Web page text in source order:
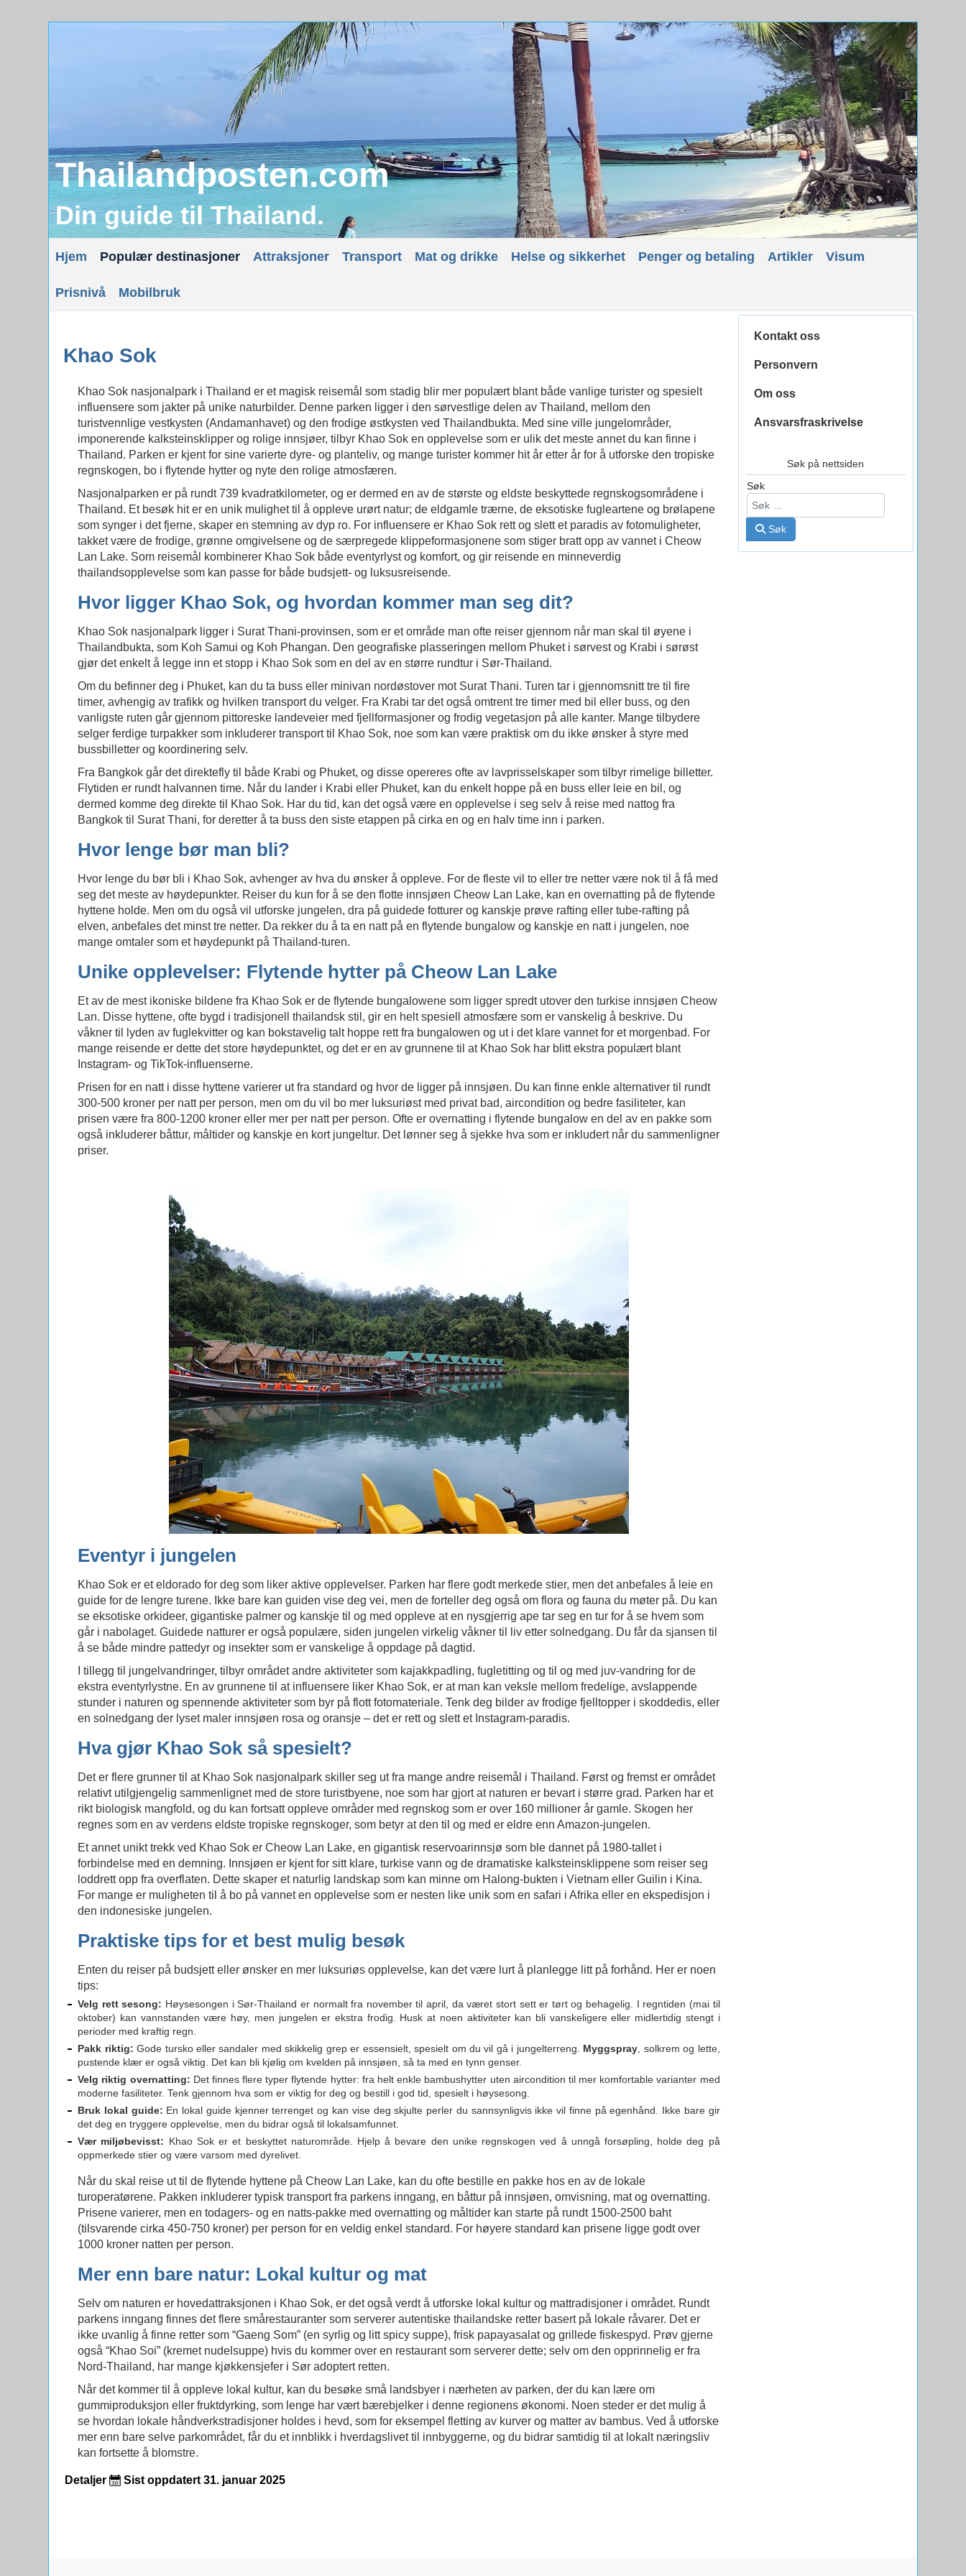
Thailandposten.com
Din guide til Thailand.
Hjem Populær destinasjoner Attraksjoner Transport Mat og drikke Helse og sikkerhet Penger og betaling Artikler Visum
Prisnivå Mobilbruk
Khao Sok
Khao Sok nasjonalpark i Thailand er et magisk reisemål som stadig blir mer populært blant både vanlige turister og spesielt
influensere som jakter på unike naturbilder. Denne parken ligger i den sørvestlige delen av Thailand, mellom den
turistvennlige vestkysten (Andamanhavet) og den frodige østkysten ved Thailandbukta. Med sine ville jungelområder,
imponerende kalksteinsklipper og rolige innsjøer, tilbyr Khao Sok en opplevelse som er ulik det meste annet du kan finne i
Thailand. Parken er kjent for sine varierte dyre- og planteliv, og mange turister kommer hit år etter år for å utforske den tropiske
regnskogen, bo i flytende hytter og nyte den rolige atmosfæren.
Nasjonalparken er på rundt 739 kvadratkilometer, og er dermed en av de største og eldste beskyttede regnskogsområdene i
Thailand. Et besøk hit er en unik mulighet til å oppleve urørt natur; de eldgamle trærne, de eksotiske fugleartene og brølapene
som synger i det fjerne, skaper en stemning av dyp ro. For influensere er Khao Sok rett og slett et paradis av fotomuligheter,
takket være de frodige, grønne omgivelsene og de særpregede klippeformasjonene som stiger bratt opp av vannet i Cheow
Lan Lake. Som reisemål kombinerer Khao Sok både eventyrlyst og komfort, og gir reisende en minneverdig
thailandsopplevelse som kan passe for både budsjett- og luksusreisende.
Hvor ligger Khao Sok, og hvordan kommer man seg dit?
Khao Sok nasjonalpark ligger i Surat Thani-provinsen, som er et område man ofte reiser gjennom når man skal til øyene i
Thailandbukta, som Koh Samui og Koh Phangan. Den geografiske plasseringen mellom Phuket i sørvest og Krabi i sørøst
gjør det enkelt å legge inn et stopp i Khao Sok som en del av en større rundtur i Sør-Thailand.
Om du befinner deg i Phuket, kan du ta buss eller minivan nordøstover mot Surat Thani. Turen tar i gjennomsnitt tre til fire
timer, avhengig av trafikk og hvilken transport du velger. Fra Krabi tar det også omtrent tre timer med bil eller buss, og den
vanligste ruten går gjennom pittoreske landeveier med fjellformasjoner og frodig vegetasjon på alle kanter. Mange tilbydere
selger ferdige turpakker som inkluderer transport til Khao Sok, noe som kan være praktisk om du ikke ønsker å styre med
bussbilletter og koordinering selv.
Fra Bangkok går det direktefly til både Krabi og Phuket, og disse opereres ofte av lavprisselskaper som tilbyr rimelige billetter.
Flytiden er rundt halvannen time. Når du lander i Krabi eller Phuket, kan du enkelt hoppe på en buss eller leie en bil, og
dermed komme deg direkte til Khao Sok. Har du tid, kan det også være en opplevelse i seg selv å reise med nattog fra
Bangkok til Surat Thani, for deretter å ta buss den siste etappen på cirka en og en halv time inn i parken.
Hvor lenge bør man bli?
Hvor lenge du bør bli i Khao Sok, avhenger av hva du ønsker å oppleve. For de fleste vil to eller tre netter være nok til å få med
seg det meste av høydepunkter. Reiser du kun for å se den flotte innsjøen Cheow Lan Lake, kan en overnatting på de flytende
hyttene holde. Men om du også vil utforske jungelen, dra på guidede fotturer og kanskje prøve rafting eller tube-rafting på
elven, anbefales det minst tre netter. Da rekker du å ta en natt på en flytende bungalow og kanskje en natt i jungelen, noe
mange omtaler som et høydepunkt på Thailand-turen.
Unike opplevelser: Flytende hytter på Cheow Lan Lake
Et av de mest ikoniske bildene fra Khao Sok er de flytende bungalowene som ligger spredt utover den turkise innsjøen Cheow
Lan. Disse hyttene, ofte bygd i tradisjonell thailandsk stil, gir en helt spesiell atmosfære som er vanskelig å beskrive. Du
våkner til lyden av fuglekvitter og kan bokstavelig talt hoppe rett fra bungalowen og ut i det klare vannet for et morgenbad. For
mange reisende er dette det store høydepunktet, og det er en av grunnene til at Khao Sok har blitt ekstra populært blant
Instagram- og TikTok-influenserne.
Prisen for en natt i disse hyttene varierer ut fra standard og hvor de ligger på innsjøen. Du kan finne enkle alternativer til rundt
300-500 kroner per natt per person, men om du vil bo mer luksuriøst med privat bad, aircondition og bedre fasiliteter, kan
prisen være fra 800-1200 kroner eller mer per natt per person. Ofte er overnatting i flytende bungalow en del av en pakke som
også inkluderer båttur, måltider og kanskje en kort jungeltur. Det lønner seg å sjekke hva som er inkludert når du sammenligner
priser.
Eventyr i jungelen
Khao Sok er et eldorado for deg som liker aktive opplevelser. Parken har flere godt merkede stier, men det anbefales å leie en
guide for de lengre turene. Ikke bare kan guiden vise deg vei, men de forteller deg også om flora og fauna du møter på. Du kan
se eksotiske orkideer, gigantiske palmer og kanskje til og med oppleve at en nysgjerrig ape tar seg en tur for å se hvem som
går i nabolaget. Guidede natturer er også populære, siden jungelen virkelig våkner til liv etter solnedgang. Du får da sjansen til
å se både mindre pattedyr og insekter som er vanskelige å oppdage på dagtid.
I tillegg til jungelvandringer, tilbyr området andre aktiviteter som kajakkpadling, fugletitting og til og med juv-vandring for de
ekstra eventyrlystne. En av grunnene til at influensere liker Khao Sok, er at man kan veksle mellom fredelige, avslappende
stunder i naturen og spennende aktiviteter som byr på flott fotomateriale. Tenk deg bilder av frodige fjelltopper i skoddedis, eller
en solnedgang der lyset maler innsjøen rosa og oransje – det er rett og slett et Instagram-paradis.
Hva gjør Khao Sok så spesielt?
Det er flere grunner til at Khao Sok nasjonalpark skiller seg ut fra mange andre reisemål i Thailand. Først og fremst er området
relativt utilgjengelig sammenlignet med de store turistbyene, noe som har gjort at naturen er bevart i større grad. Parken har et
rikt biologisk mangfold, og du kan fortsatt oppleve områder med regnskog som er over 160 millioner år gamle. Skogen her
regnes som en av verdens eldste tropiske regnskoger, som betyr at den til og med er eldre enn Amazon-jungelen.
Et annet unikt trekk ved Khao Sok er Cheow Lan Lake, en gigantisk reservoarinnsjø som ble dannet på 1980-tallet i
forbindelse med en demning. Innsjøen er kjent for sitt klare, turkise vann og de dramatiske kalksteinsklippene som reiser seg
loddrett opp fra overflaten. Dette skaper et naturlig landskap som kan minne om Halong-bukten i Vietnam eller Guilin i Kina.
For mange er muligheten til å bo på vannet en opplevelse som er nesten like unik som en safari i Afrika eller en ekspedisjon i
den indonesiske jungelen.
Praktiske tips for et best mulig besøk
Enten du reiser på budsjett eller ønsker en mer luksuriøs opplevelse, kan det være lurt å planlegge litt på forhånd. Her er noen
tips:
Velg rett sesong: Høysesongen i Sør-Thailand er normalt fra november til april, da været stort sett er tørt og behagelig. I regntiden (mai til
oktober) kan vannstanden være høy, men jungelen er ekstra frodig. Husk at noen aktiviteter kan bli vanskeligere eller midlertidig stengt i
perioder med kraftig regn.
Pakk riktig: Gode tursko eller sandaler med skikkelig grep er essensielt, spesielt om du vil gå i jungelterreng. Myggspray , solkrem og lette,
pustende klær er også viktig. Det kan bli kjølig om kvelden på innsjøen, så ta med en tynn genser.
Velg riktig overnatting: Det finnes flere typer flytende hytter: fra helt enkle bambushytter uten aircondition til mer komfortable varianter med
moderne fasiliteter. Tenk gjennom hva som er viktig for deg og bestill i god tid, spesielt i høysesong.
Bruk lokal guide: En lokal guide kjenner terrenget og kan vise deg skjulte perler du sannsynligvis ikke vil finne på egenhånd. Ikke bare gir
det deg en tryggere opplevelse, men du bidrar også til lokalsamfunnet.
Vær miljøbevisst: Khao Sok er et beskyttet naturområde. Hjelp å bevare den unike regnskogen ved å unngå forsøpling, holde deg på
oppmerkede stier og være varsom med dyrelivet.
Når du skal reise ut til de flytende hyttene på Cheow Lan Lake, kan du ofte bestille en pakke hos en av de lokale
turoperatørene. Pakken inkluderer typisk transport fra parkens inngang, en båttur på innsjøen, omvisning, mat og overnatting.
Prisene varierer, men en todagers- og en natts-pakke med overnatting og måltider kan starte på rundt 1500-2500 baht
(tilsvarende cirka 450-750 kroner) per person for en veldig enkel standard. For høyere standard kan prisene ligge godt over
1000 kroner natten per person.
Mer enn bare natur: Lokal kultur og mat
Selv om naturen er hovedattraksjonen i Khao Sok, er det også verdt å utforske lokal kultur og mattradisjoner i området. Rundt
parkens inngang finnes det flere smårestauranter som serverer autentiske thailandske retter basert på lokale råvarer. Det er
ikke uvanlig å finne retter som “Gaeng Som” (en syrlig og litt spicy suppe), frisk papayasalat og grillede fiskespyd. Prøv gjerne
også “Khao Soi” (kremet nudelsuppe) hvis du kommer over en restaurant som serverer dette; selv om den opprinnelig er fra
Nord-Thailand, har mange kjøkkensjefer i Sør adoptert retten.
Når det kommer til å oppleve lokal kultur, kan du besøke små landsbyer i nærheten av parken, der du kan lære om
gummiproduksjon eller fruktdyrking, som lenge har vært bærebjelker i denne regionens økonomi. Noen steder er det mulig å
se hvordan lokale håndverkstradisjoner holdes i hevd, som for eksempel fletting av kurver og matter av bambus. Ved å utforske
mer enn bare selve parkområdet, får du et innblikk i hverdagslivet til innbyggerne, og du bidrar samtidig til at lokalt næringsliv
kan fortsette å blomstre.
Detaljer Sist oppdatert 31. januar 2025
Kontakt oss
Personvern
Om oss
Ansvarsfraskrivelse
Søk på nettsiden
Søk
Søk